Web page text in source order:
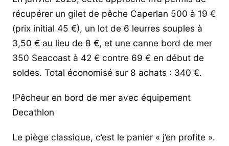
récupérer un gilet de pêche Caperlan 500 à 19 €
(prix initial 45 €), un lot de 6 leurres souples à
3,50 € au lieu de 8 €, et une canne bord de mer
350 Seacoast à 42 € contre 69 € en début de
soldes. Total économisé sur 8 achats : 340 €.
!Pêcheur en bord de mer avec équipement
Decathlon
Le piège classique, c’est le panier « j’en profite ».